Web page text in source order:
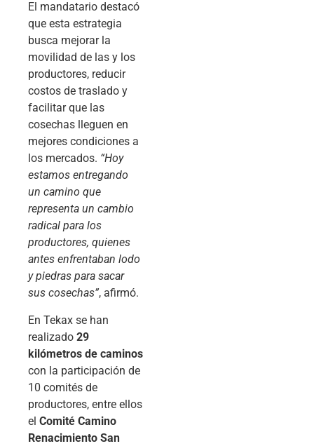
El mandatario destacó
que esta estrategia
busca mejorar la
movilidad de las y los
productores, reducir
costos de traslado y
facilitar que las
cosechas lleguen en
mejores condiciones a
los mercados. “Hoy
estamos entregando
un camino que
representa un cambio
radical para los
productores, quienes
antes enfrentaban lodo
y piedras para sacar
sus cosechas”, afirmó.
En Tekax se han
realizado 29
kilómetros de caminos
con la participación de
10 comités de
productores, entre ellos
el Comité Camino
Renacimiento San